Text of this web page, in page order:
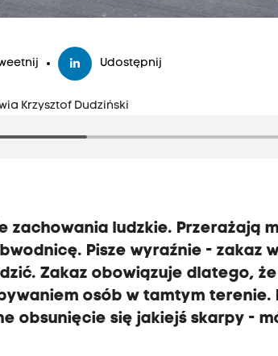
Udostępnij
Krzysztof Dudziński
zachowania ludzkie. Przerażają
Pisze wyraźnie - zakaz
Zakaz obowiązuje dlatego,
osób w tamtym terenie.
obsunięcie się jakiejś skarpy -